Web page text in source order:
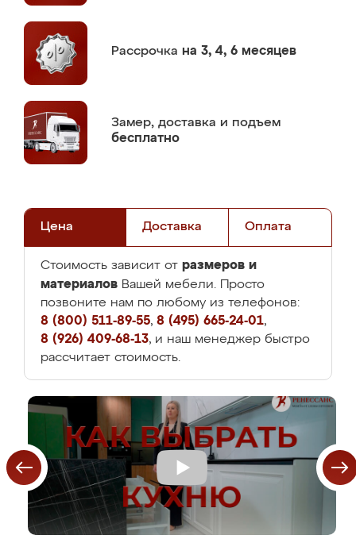
Рассрочка на 3, 4, 6 месяцев
Замер, доставка и подъем
бесплатно
Цена Доставка Оплата
Стоимость зависит от размеров и
материалов Вашей мебели. Просто
позвоните нам по любому из телефонов:
8 (800) 511-89-55, 8 (495) 665-24-01,
8 (926) 409-68-13, и наш менеджер быстро
рассчитает стоимость.